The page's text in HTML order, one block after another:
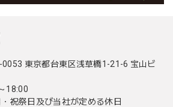
0053 東京都台東区浅草橋1-21-6 宝山ビ
18:00
祝祭日及び当社が定める休日